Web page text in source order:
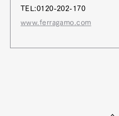
TEL:0120-202-170
www.ferragamo.com